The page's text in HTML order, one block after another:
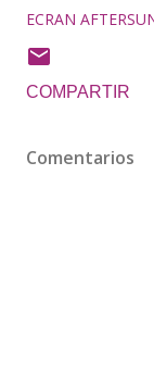
ECRAN
COMPARTIR
Comentarios